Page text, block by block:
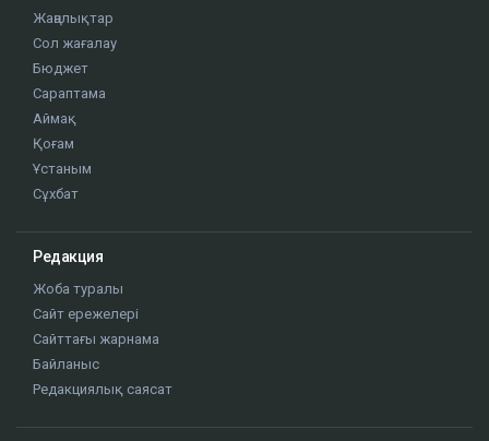
Жаңалықтар
Сол жағалау
Бюджет
Сараптама
Аймақ
Қоғам
Ұстаным
Сұхбат
Редакция
Жоба туралы
Сайт ережелері
Сайттағы жарнама
Байланыс
Редакциялық саясат